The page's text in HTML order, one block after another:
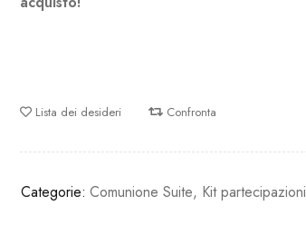
Lista dei desideri Confronta
Categorie: Comunione Suite, Kit partecipazioni